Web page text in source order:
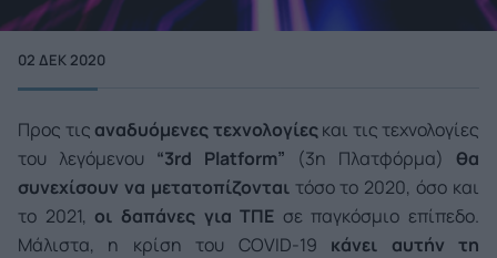
02 ΔΕΚ 2020
Προς τις αναδυόμενες τεχνολογίεςκαι τις τεχνολογίες
του λεγόμενου “3rd Platform” (3η Πλατφόρμα) θα
συνεχίσουν να μετατοπίζονταιτόσο το 2020, όσο και
το 2021, οι δαπάνες για ΤΠΕ σε παγκόσμιο επίπεδο.
Μάλιστα, η κρίση του COVID-19 κάνει αυτήν τη